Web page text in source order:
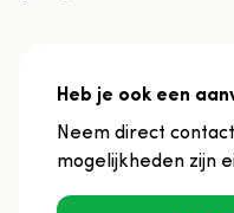
Heb je ook een
Neem direct
mogelijkheden zijn